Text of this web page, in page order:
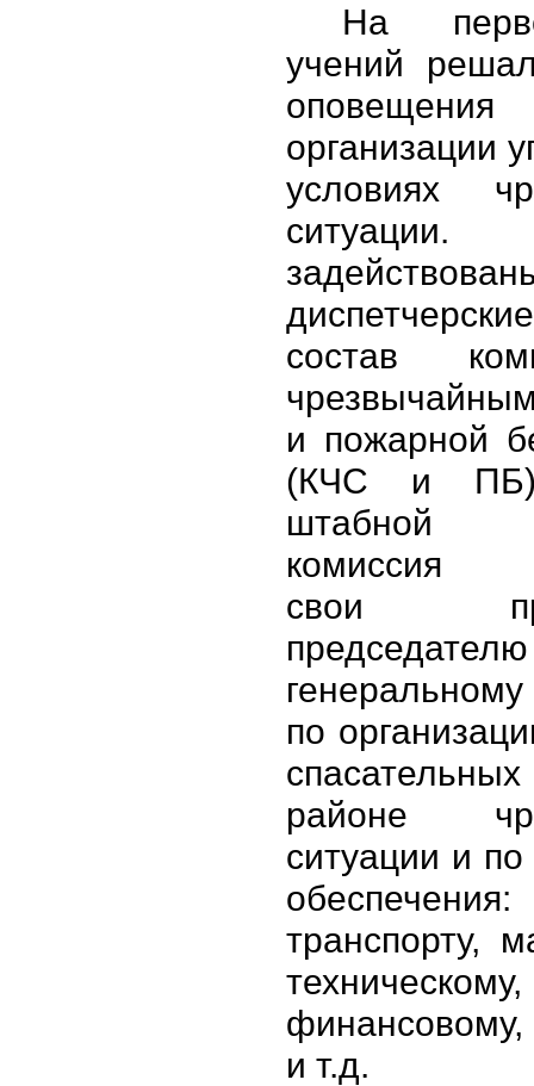
На
учений
организации
условиях
состав
и пожарной
(КЧС и
штабной
комиссия
свои
по
районе
ситуации и
транспорту,
техническому,
и т.д.